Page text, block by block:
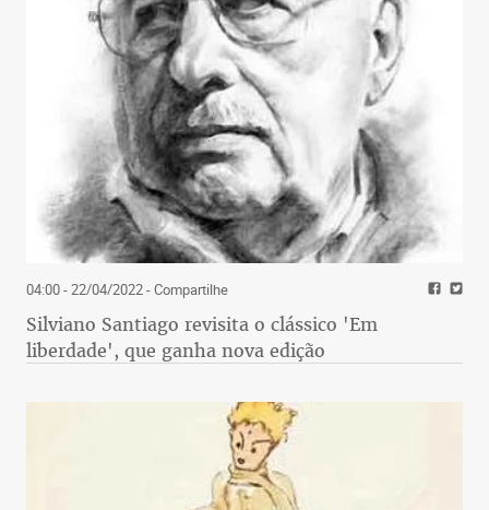
04:00 - 22/04/2022- Compartilhe
Silviano Santiago revisita o clássico 'Em
liberdade', que ganha nova edição